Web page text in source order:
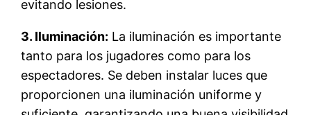
evitando lesiones.
3. Iluminación: La iluminación es importante
tanto para los jugadores como para los
espectadores. Se deben instalar luces que
proporcionen una iluminación uniforme y